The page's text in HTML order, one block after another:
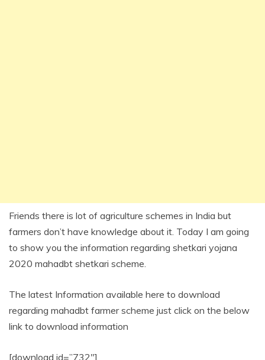
Friends there is lot of agriculture schemes in India but
farmers don’t have knowledge about it. Today I am going
to show you the information regarding shetkari yojana
2020 mahadbt shetkari scheme.
The latest Information available here to download
regarding mahadbt farmer scheme just click on the below
link to download information
[download id=”732″]